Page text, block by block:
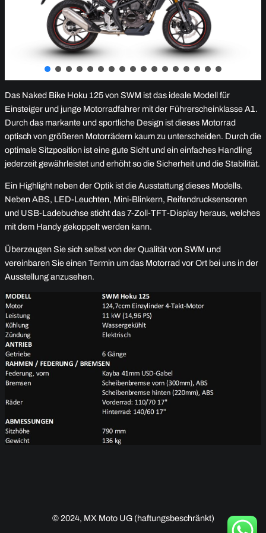
Das Naked Bike Hoku 125 von SWM ist das ideale Modell für
Einsteiger und junge Motorradfahrer mit der Führerscheinklasse A1.
Durch das markante und sportliche Design ist dieses Motorrad
optisch von größeren Motorrädern kaum zu unterscheiden. Durch die
optimale Sitzposition ist eine gute Sicht und ein einfaches Handling
jederzeit gewährleistet und erhöht so die Sicherheit und die Stabilität.
Ein Highlight neben der Optik ist die Ausstattung dieses Modells.
Neben ABS, LED-Leuchten, Mini-Blinkern, Reifendrucksensoren
und USB-Ladebuchse sticht das 7-Zoll-TFT-Display heraus, welches
mit dem Handy gekoppelt werden kann.
Überzeugen Sie sich selbst von der Qualität von SWM und
vereinbaren Sie einen Termin um das Motorrad vor Ort bei uns in der
Ausstellung anzusehen.
© 2024, MX Moto UG (haftungsbeschränkt)